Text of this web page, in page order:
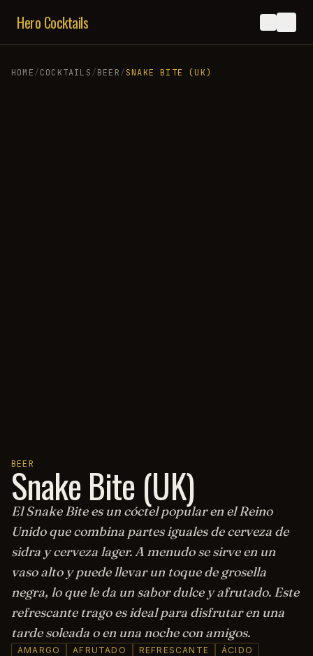
Hero Cocktails
HOME/COCKTAILS/BEER/SNAKE BITE (UK)
BEER
Snake Bite (UK)
El Snake Bite es un cóctel popular en el Reino
Unido que combina partes iguales de cerveza de
sidra y cerveza lager. A menudo se sirve en un
vaso alto y puede llevar un toque de grosella
negra, lo que le da un sabor dulce y afrutado. Este
refrescante trago es ideal para disfrutar en una
tarde soleada o en una noche con amigos.
AMARGO AFRUTADO REFRESCANTE ÁCIDO